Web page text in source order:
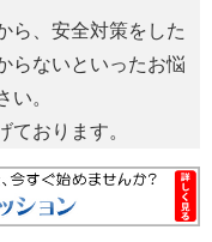
ら、安全対策をした
らないといったお悩
い。
ております。